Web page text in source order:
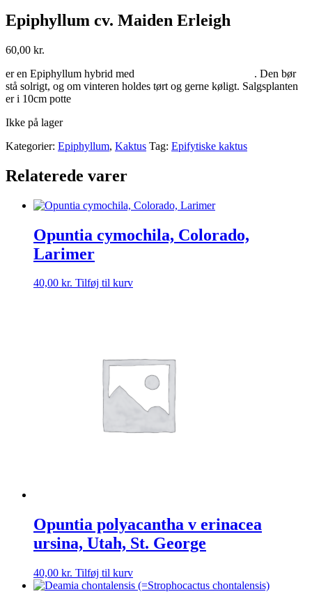
Epiphyllum cv. Maiden Erleigh
60,00 kr.
er en Epiphyllum hybrid med . Den bør
stå solrigt, og om vinteren holdes tørt og gerne køligt. Salgsplanten
er i 10cm potte
Ikke på lager
Kategorier: Epiphyllum, Kaktus Tag: Epifytiske kaktus
Relaterede varer
Opuntia cymochila, Colorado,
Larimer
40,00 kr. Tilføj til kurv
Opuntia polyacantha v erinacea
ursina, Utah, St. George
40,00 kr. Tilføj til kurv